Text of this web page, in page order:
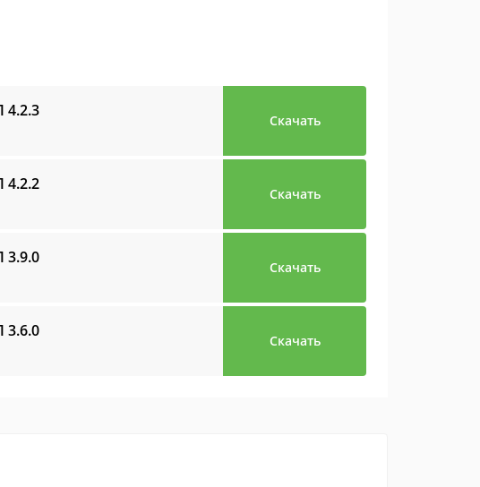
4.2.3
Скачать
4.2.2
Скачать
3.9.0
Скачать
3.6.0
Скачать